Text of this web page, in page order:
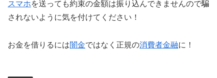
スマホを送っても約束の金額は振り込んできませんので騙
されないように気を付けてください！
お金を借りるには闇金ではなく正規の消費者金融に！